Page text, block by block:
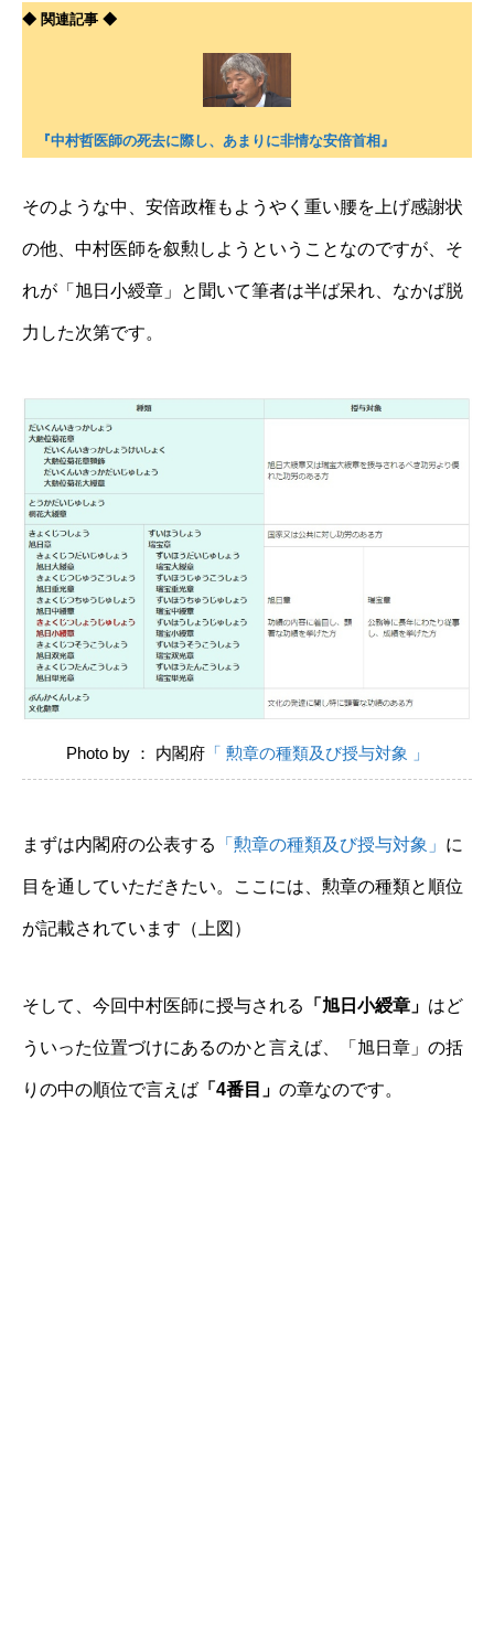
◆ 関連記事 ◆
『中村哲医師の死去に際し、あまりに非情な安倍首相』
そのような中、安倍政権もようやく重い腰を上げ感謝状
の他、中村医師を叙勲しようということなのですが、そ
れが「旭日小綬章」と聞いて筆者は半ば呆れ、なかば脱
力した次第です。
Photo by ： 内閣府「 勲章の種類及び授与対象 」
まずは内閣府の公表する 「勲章の種類及び授与対象」 に
目を通していただきたい。ここには、勲章の種類と順位
が記載されています（上図）
そして、今回中村医師に授与される 「旭日小綬章」 はど
ういった位置づけにあるのかと言えば、「旭日章」の括
りの中の順位で言えば 「4番目」 の章なのです。